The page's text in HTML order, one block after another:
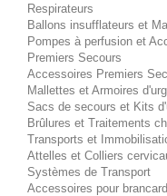
Respirateurs
Ballons insufflateurs et
Pompes à perfusion et
Premiers Secours
Accessoires Premiers
Mallettes et Armoires
Sacs de secours et Kits
Brûlures et Traitements
Transports et
Attelles et Colliers
Systèmes de Transport
Accessoires pour